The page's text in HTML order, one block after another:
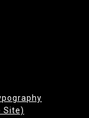
Site)